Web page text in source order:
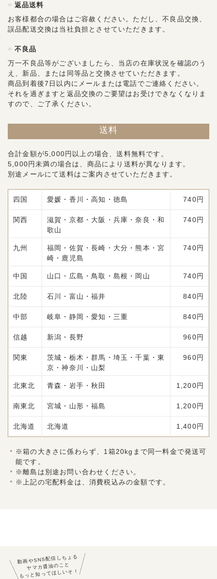
返品送料
お客様都合の場合はご容赦ください。ただし、不良品交換、
誤品配送交換は当社負担とさせていただきます。
不良品
万一不良品等がございましたら、当店の在庫状況を確認のう
え、新品、または同等品と交換させていただきます。
商品到着後7日以内にメールまたは電話でご連絡ください。
それを過ぎますと返品交換のご要望はお受けできなくなりま
すので、ご了承ください。
送料
合計金額が5,000円以上の場合、送料無料です。
5,000円未満の場合は、商品により送料が異なります。
別途メールにて送料はご案内させていただきます。
四国 愛媛・香川・高知・徳島 740円
関西
滋賀・京都・大阪・兵庫・奈良・和
歌山
740円
九州
福岡・佐賀・長崎・大分・熊本・宮
崎・鹿児島
740円
中国 山口・広島・鳥取・島根・岡山 740円
北陸 石川・富山・福井 840円
中部 岐阜・静岡・愛知・三重 840円
信越 新潟・長野 960円
関東
茨城・栃木・群馬・埼玉・千葉・東
京・神奈川・山梨
960円
北東北 青森・岩手・秋田 1,200円
南東北 宮城・山形・福島 1,200円
北海道 北海道 1,400円
※箱の大きさに係わらず、1箱20kgまで同一料金で発送可
能です。
※離島は別途お問い合わせください。
※上記の宅配料金は、消費税込みの金額です。
動画やSNS配信しちょる
ヤマカ醤油のこと
もっと知ってほしいそ！